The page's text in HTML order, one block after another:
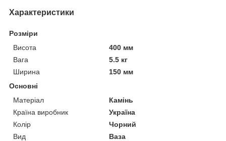
Характеристики
Розміри
Висота
400 мм
Вага
5.5 кг
Ширина
150 мм
Основні
Матеріал
Камінь
Країна виробник
Україна
Колір
Чорний
Вид
Ваза